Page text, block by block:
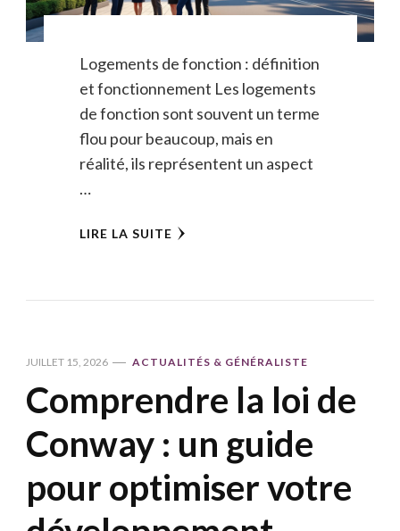
Logements de fonction : définition
et fonctionnement Les logements
de fonction sont souvent un terme
flou pour beaucoup, mais en
réalité, ils représentent un aspect
…
LIRE LA SUITE
JUILLET 15, 2026 ACTUALITÉS & GÉNÉRALISTE
Comprendre la loi de
Conway : un guide
pour optimiser votre